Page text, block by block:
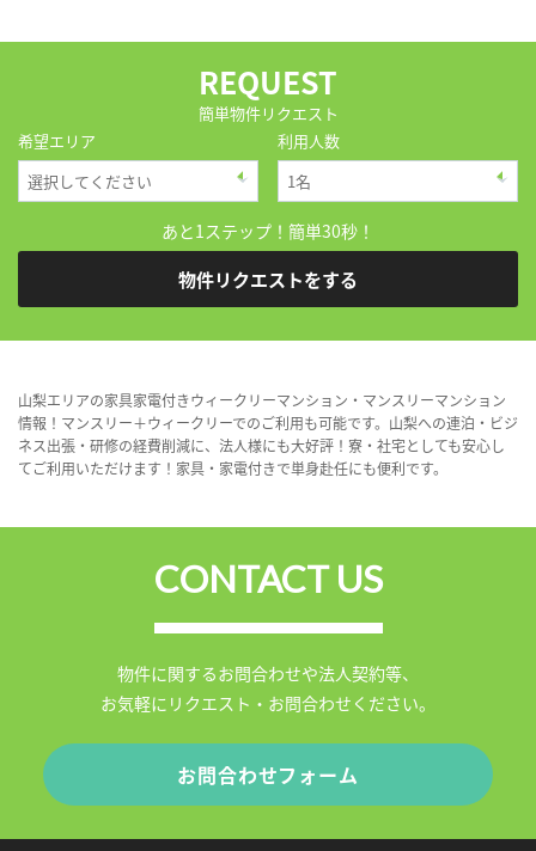
REQUEST
簡単物件リクエスト
希望エリア
利用人数
あと1ステップ！簡単30秒！
物件リクエストをする
山梨エリアの家具家電付きウィークリーマンション・マンスリーマンション
情報！マンスリー＋ウィークリーでのご利用も可能です。山梨への連泊・ビジ
ネス出張・研修の経費削減に、法人様にも大好評！寮・社宅としても安心し
てご利用いただけます！家具・家電付きで単身赴任にも便利です。
CONTACT US
物件に関するお問合わせや法人契約等、
お気軽にリクエスト・お問合わせください。
お問合わせフォーム